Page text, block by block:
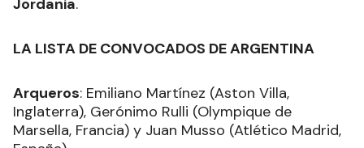
Jordania.
LA LISTA DE CONVOCADOS DE ARGENTINA
Arqueros: Emiliano Martínez (Aston Villa,
Inglaterra), Gerónimo Rulli (Olympique de
Marsella, Francia) y Juan Musso (Atlético Madrid,